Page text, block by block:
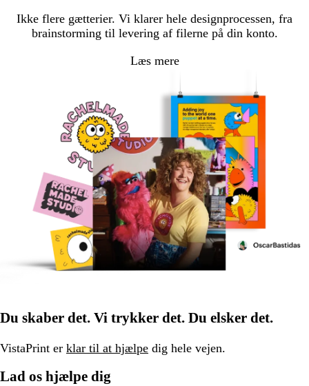
Ikke flere gætterier. Vi klarer hele designprocessen, fra
brainstorming til levering af filerne på din konto.
Læs mere
Du skaber det. Vi trykker det. Du elsker det.
VistaPrint er klar til at hjælpe dig hele vejen.
Lad os hjælpe dig